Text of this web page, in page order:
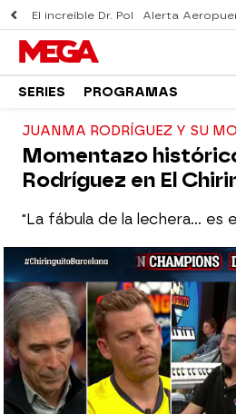
El increíble Dr. Pol Alerta
SERIES PROGRAMAS
JUANMA RODRÍGUEZ Y SU
Momentazo
Rodríguez en El
"La fábula de la lechera... es
El Chiringuito
Madrid